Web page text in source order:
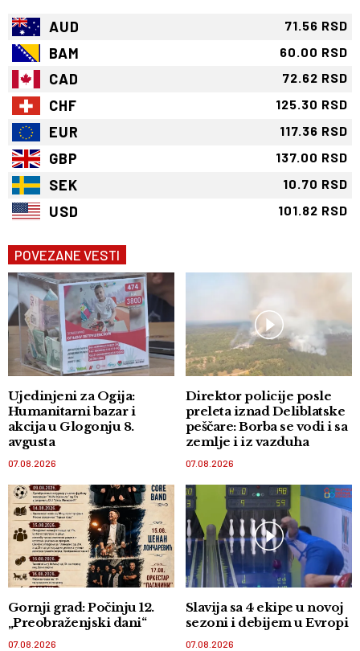
AUD 71.56 RSD
BAM 60.00 RSD
CAD 72.62 RSD
CHF 125.30 RSD
EUR 117.36 RSD
GBP 137.00 RSD
SEK 10.70 RSD
USD 101.82 RSD
POVEZANE VESTI
Ujedinjeni za Ogija:
Humanitarni bazar i
akcija u Glogonju 8.
avgusta
07.08.2026
Direktor policije posle
preleta iznad Deliblatske
peščare: Borba se vodi i sa
zemlje i iz vazduha
07.08.2026
Gornji grad: Počinju 12.
„Preobraženjski dani“
07.08.2026
Slavija sa 4 ekipe u novoj
sezoni i debijem u Evropi
07.08.2026